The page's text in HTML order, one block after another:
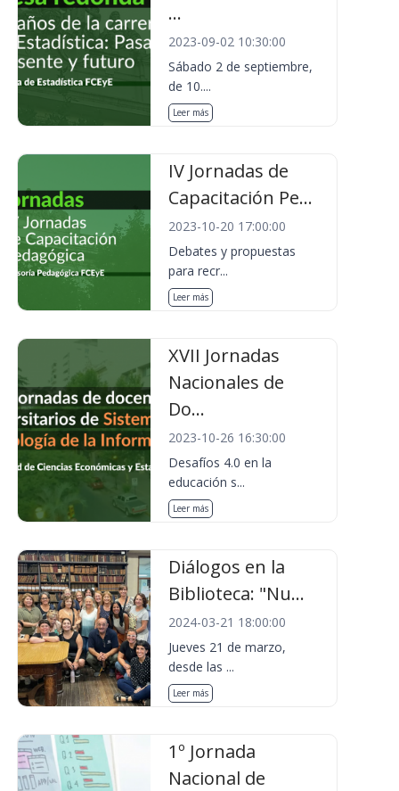
...
2023-09-02 10:30:00
Sábado 2 de septiembre,
de 10....
Leer más
IV Jornadas de
Capacitación Pe...
2023-10-20 17:00:00
Debates y propuestas
para recr...
Leer más
XVII Jornadas
Nacionales de
Do...
2023-10-26 16:30:00
Desafíos 4.0 en la
educación s...
Leer más
Diálogos en la
Biblioteca: "Nu...
2024-03-21 18:00:00
Jueves 21 de marzo,
desde las ...
Leer más
1º Jornada
Nacional de